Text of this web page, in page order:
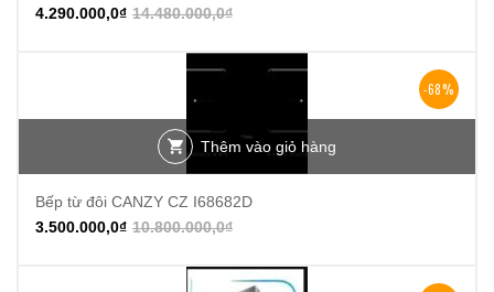
14.480.000,0₫
4.290.000,0₫
-68%
Thêm vào giỏ hàng
Bếp từ đôi CANZY CZ I68682D
10.800.000,0₫
3.500.000,0₫